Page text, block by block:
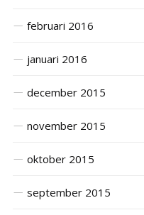
februari 2016
januari 2016
december 2015
november 2015
oktober 2015
september 2015